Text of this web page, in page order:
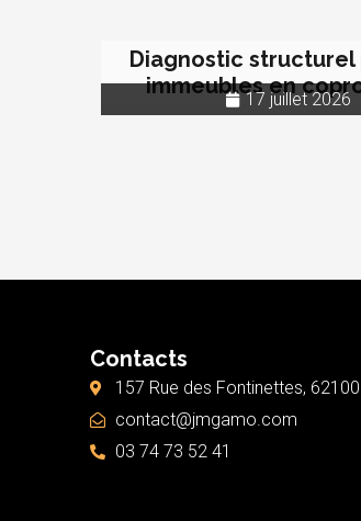
Diagnostic structurel
immeubles en
17 juillet 2026
Contacts
157 Rue des Fontinettes,
contact@jmgamo.com
03 74 73 52 41